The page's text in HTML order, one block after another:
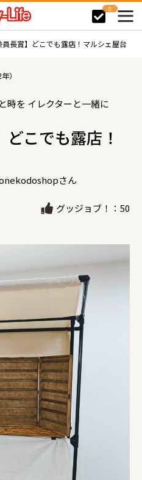
0
員長賞】どこでも露店！マルシェ屋台
）
時を イレクターと一緒に
どこでも露店！
さん
グッジョブ！：50